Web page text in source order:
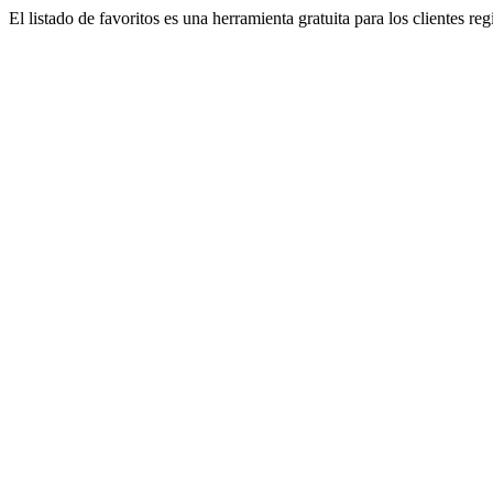
El listado de favoritos es una herramienta gratuita para los clientes